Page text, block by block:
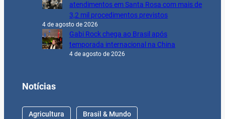
atendimentos em Santa Rosa com mais de
3,2 mil procedimentos previstos
4 de agosto de 2026
Gabi Rock chega ao Brasil após
temporada internacional na China
4 de agosto de 2026
Notícias
Agricultura Brasil & Mundo